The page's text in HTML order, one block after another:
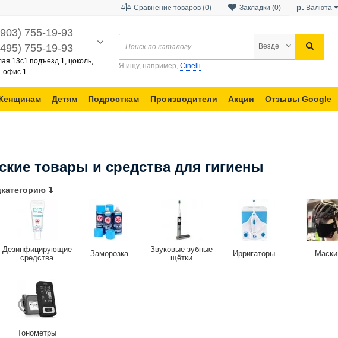
р. Валюта
Закладки (0)
Сравнение товаров (0)
755-19-93
755-19-93
13с1 подъезд 1, цоколь,
офис 1
Везде
Я ищу, например, Cinelli
Детям Подросткам Производители Акции Отзывы Google
товары и средства для гигиены
Дезинфицирующие
средства
Заморозка
Звуковые зубные
щётки
Ирригаторы Маски
Тонометры